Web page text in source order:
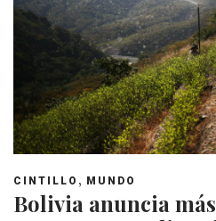
CINTILLO , MUNDO
Bolivia anuncia